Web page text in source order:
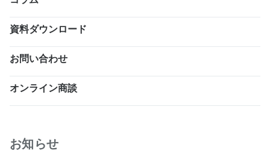
資料ダウンロード
お問い合わせ
オンライン商談
お知らせ